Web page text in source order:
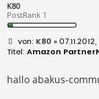
K80
PostRank 1
B
e
i
r
a
K80 »
Amazon
hallo abakus-